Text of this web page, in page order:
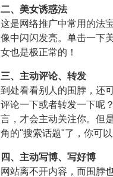
二、美女诱惑法
这是网络推广中常用的法
像中闪闪发亮。单击一下
女也是极正常的！
三、主动评论、转发
到处看看别人的围脖，还
评论一下或者转发一下呢
言，才会主动关注你。但
角的"搜索话题"了，你可
四、主动写博、写好博
网站离不开内容，而围脖